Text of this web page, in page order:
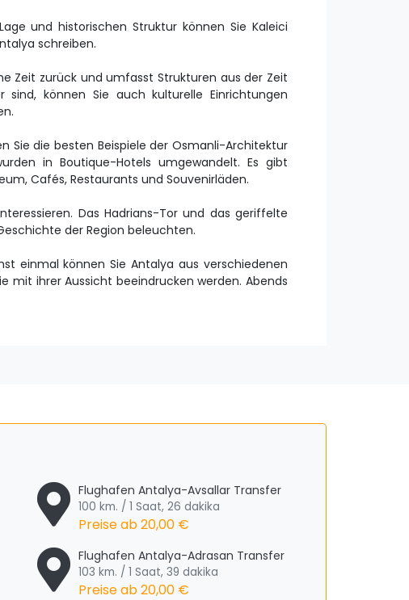
und historischen Struktur können Sie Kaleici
schreiben.
Zeit zurück und umfasst Strukturen aus der Zeit
können Sie auch kulturelle Einrichtungen
Sie die besten Beispiele der Osmanli-Architektur
in Boutique-Hotels umgewandelt. Es gibt
Cafés, Restaurants und Souvenirläden.
Das Hadrians-Tor und das geriffelte
der Region beleuchten.
einmal können Sie Antalya aus verschiedenen
mit ihrer Aussicht beeindrucken werden. Abends
Flughafen Antalya-Avsallar Transfer
100 km. / 1 Saat, 26 dakika
Preise ab20,00 €
Flughafen Antalya-Adrasan Transfer
103 km. / 1 Saat, 39 dakika
Preise ab20,00 €